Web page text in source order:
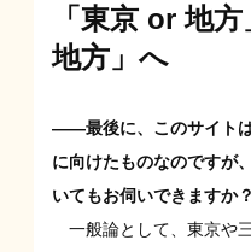
「東京 or 地
地方」へ
——最後に、このサイトは
に向けたものなのですが
いてもお伺いできますか？
一般論として、東京や